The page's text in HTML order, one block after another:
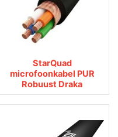
StarQuad
microfoonkabel PUR
Robuust Draka